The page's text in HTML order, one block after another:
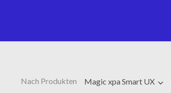
Nach Produkten Magic xpa Smart UX